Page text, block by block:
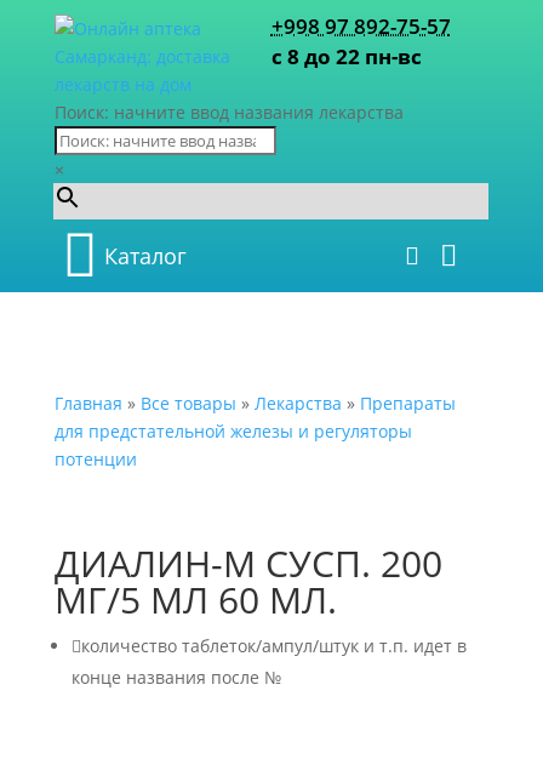
+998 97 892-75-57
с 8 до 22 пн-вс
Поиск: начните ввод названия лекарства
×
Каталог
Главная » Все товары » Лекарства » Препараты
для предстательной железы и регуляторы
потенции
ДИАЛИН-М СУСП. 200
МГ/5 МЛ 60 МЛ.
количество таблеток/ампул/штук и т.п. идет в
конце названия после №